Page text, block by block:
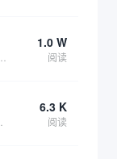
1.0 W
阅读
6.3 K
阅读